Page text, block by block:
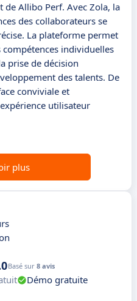
de Allibo Perf. Avec Zola, la
des collaborateurs se
La plateforme permet
individuelles
prise de décision
des talents. De
conviviale et
utilisateur
plus
Basé sur 8 avis
Démo gratuite